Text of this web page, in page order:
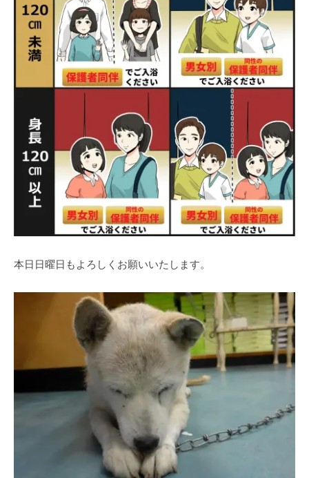
本日日曜日もよろしくお願いいたします。